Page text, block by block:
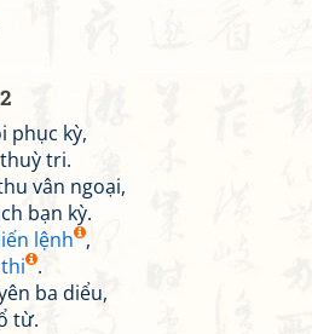
phục kỳ,
tri.
vân ngoại,
bạn kỳ.
lệnh ,
.
ba diểu,
từ.